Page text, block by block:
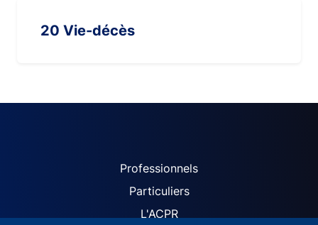
20 Vie-décès
ACPR site navigation
Professionnels
Particuliers
L'ACPR